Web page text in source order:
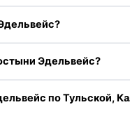
Эдельвейс?
и
по Тульской,